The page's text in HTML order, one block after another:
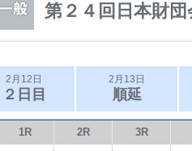
第２４回日本財団
2月12日
２日目
2月13日
順延
1R 2R 3R